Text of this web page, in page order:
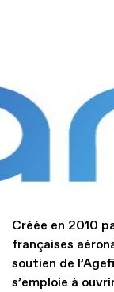
Créée en 2010
françaises
soutien de
s’emploie à